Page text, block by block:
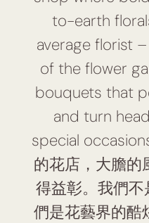
to-earth
average florist
of the flower
bouquets that
and turn
special
的花店，大膽的
得益彰。我們
們是花藝界的酷